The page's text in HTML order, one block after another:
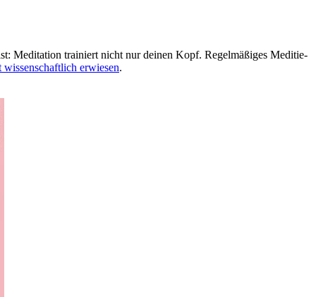
Medi­ta­tion trai­niert nicht nur deinen Kopf. Regel­mä­ßi­ges Medi­tie­
wissenschaftlich erwiesen.